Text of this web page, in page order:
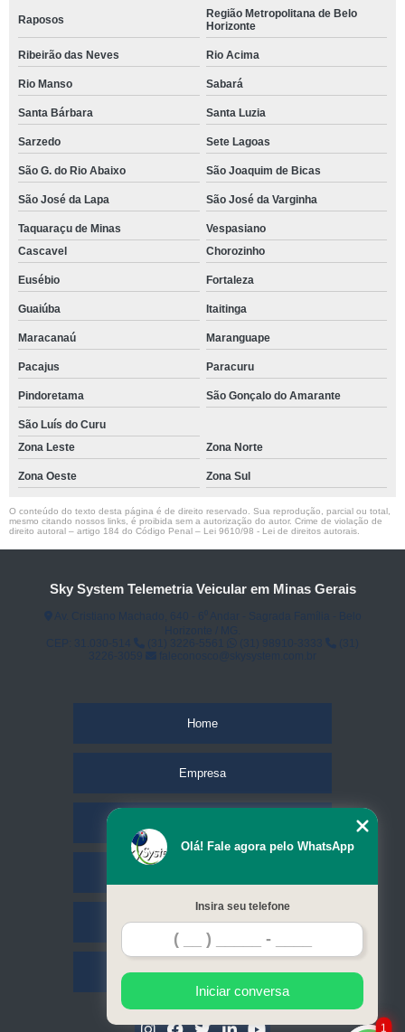
Raposos
Região Metropolitana de Belo
Horizonte
Ribeirão das Neves Rio Acima
Rio Manso Sabará
Santa Bárbara Santa Luzia
Sarzedo Sete Lagoas
São G. do Rio Abaixo São Joaquim de Bicas
São José da Lapa São José da Varginha
Taquaraçu de Minas
Vespasiano
Cascavel
Chorozinho
Eusébio Fortaleza
Guaiúba Itaitinga
Maracanaú Maranguape
Pacajus Paracuru
Pindoretama São Gonçalo do Amarante
São Luís do Curu
Zona Leste
Zona Norte
Zona Oeste Zona Sul
O conteúdo do texto desta página é de direito reservado. Sua reprodução, parcial ou total,
mesmo citando nossos links, é proibida sem a autorização do autor. Crime de violação de
direito autoral – artigo 184 do Código Penal – Lei 9610/98 - Lei de direitos autorais
Sky System Telemetria Veicular em Minas Gerais
Home
Empresa
Contato
Mapa do site
1
Olá! Fale agora pelo WhatsApp
Insira seu telefone
Iniciar conversa